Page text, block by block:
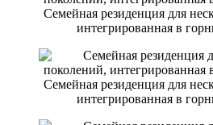
Семейная резиденция для
интегрированная в
Семейная резиденция для
интегрированная в